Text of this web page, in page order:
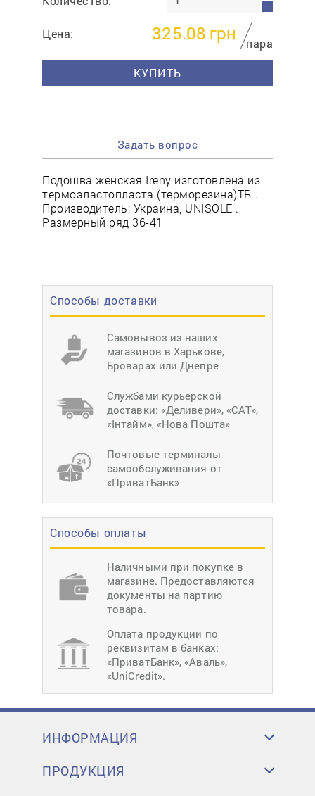
Способы доставки
Самовывоз из наших
магазинов в Харькове,
Броварах или Днепре
Службами курьерской
доставки: «Деливери», «САТ»,
«Інтайм», «Нова Пошта»
Почтовые терминалы
самообслуживания от
«ПриватБанк»
Способы оплаты
Наличными при покупке в
магазине. Предоставляются
документы на партию
товара.
Оплата продукции по
реквизитам в банках:
«ПриватБанк», «Аваль»,
«UniCredit».
—
Цена: 325.08 грн
пара
КУПИТЬ
Задать вопрос
Подошва женская Ireny изготовлена из
термоэластопласта (терморезина)TR .
Производитель: Украина, UNISOLE .
Размерный ряд 36-41
ИНФОРМАЦИЯ
ПРОДУКЦИЯ